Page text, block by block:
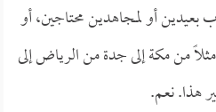
أو لمجاهدين محتاجين، أو
من مكة إلى جدة من الرياض إلى
هذا. نعم.